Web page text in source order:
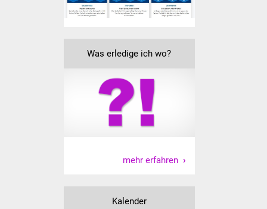
Haushalt & Infos
IKG Auen
Ausschreibungen
Ausschreibung
Ausschreibung
Was erledige ich wo?
mehr erfahren
Kalender